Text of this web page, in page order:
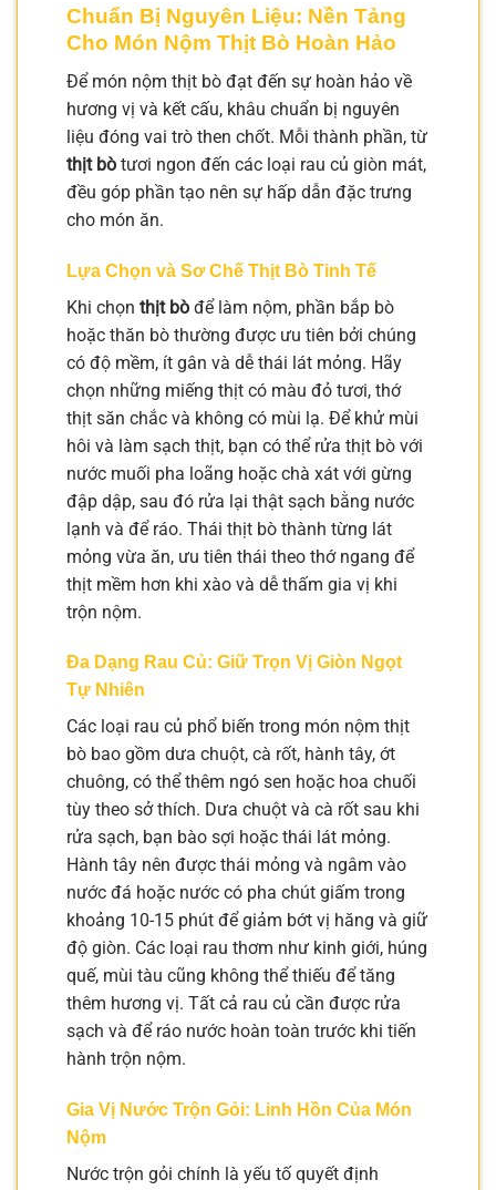
Chuẩn Bị Nguyên Liệu: Nền Tảng
Cho Món Nộm Thịt Bò Hoàn Hảo
Để món nộm thịt bò đạt đến sự hoàn hảo về
hương vị và kết cấu, khâu chuẩn bị nguyên
liệu đóng vai trò then chốt. Mỗi thành phần, từ
thịt bò tươi ngon đến các loại rau củ giòn mát,
đều góp phần tạo nên sự hấp dẫn đặc trưng
cho món ăn.
Lựa Chọn và Sơ Chế Thịt Bò Tinh Tế
Khi chọn thịt bò để làm nộm, phần bắp bò
hoặc thăn bò thường được ưu tiên bởi chúng
có độ mềm, ít gân và dễ thái lát mỏng. Hãy
chọn những miếng thịt có màu đỏ tươi, thớ
thịt săn chắc và không có mùi lạ. Để khử mùi
hôi và làm sạch thịt, bạn có thể rửa thịt bò với
nước muối pha loãng hoặc chà xát với gừng
đập dập, sau đó rửa lại thật sạch bằng nước
lạnh và để ráo. Thái thịt bò thành từng lát
mỏng vừa ăn, ưu tiên thái theo thớ ngang để
thịt mềm hơn khi xào và dễ thấm gia vị khi
trộn nộm.
Đa Dạng Rau Củ: Giữ Trọn Vị Giòn Ngọt
Tự Nhiên
Các loại rau củ phổ biến trong món nộm thịt
bò bao gồm dưa chuột, cà rốt, hành tây, ớt
chuông, có thể thêm ngó sen hoặc hoa chuối
tùy theo sở thích. Dưa chuột và cà rốt sau khi
rửa sạch, bạn bào sợi hoặc thái lát mỏng.
Hành tây nên được thái mỏng và ngâm vào
nước đá hoặc nước có pha chút giấm trong
khoảng 10-15 phút để giảm bớt vị hăng và giữ
độ giòn. Các loại rau thơm như kinh giới, húng
quế, mùi tàu cũng không thể thiếu để tăng
thêm hương vị. Tất cả rau củ cần được rửa
sạch và để ráo nước hoàn toàn trước khi tiến
hành trộn nộm.
Gia Vị Nước Trộn Gỏi: Linh Hồn Của Món
Nộm
Nước trộn gỏi chính là yếu tố quyết định